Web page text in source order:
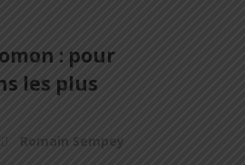
: pour
les plus
Romain Sempey